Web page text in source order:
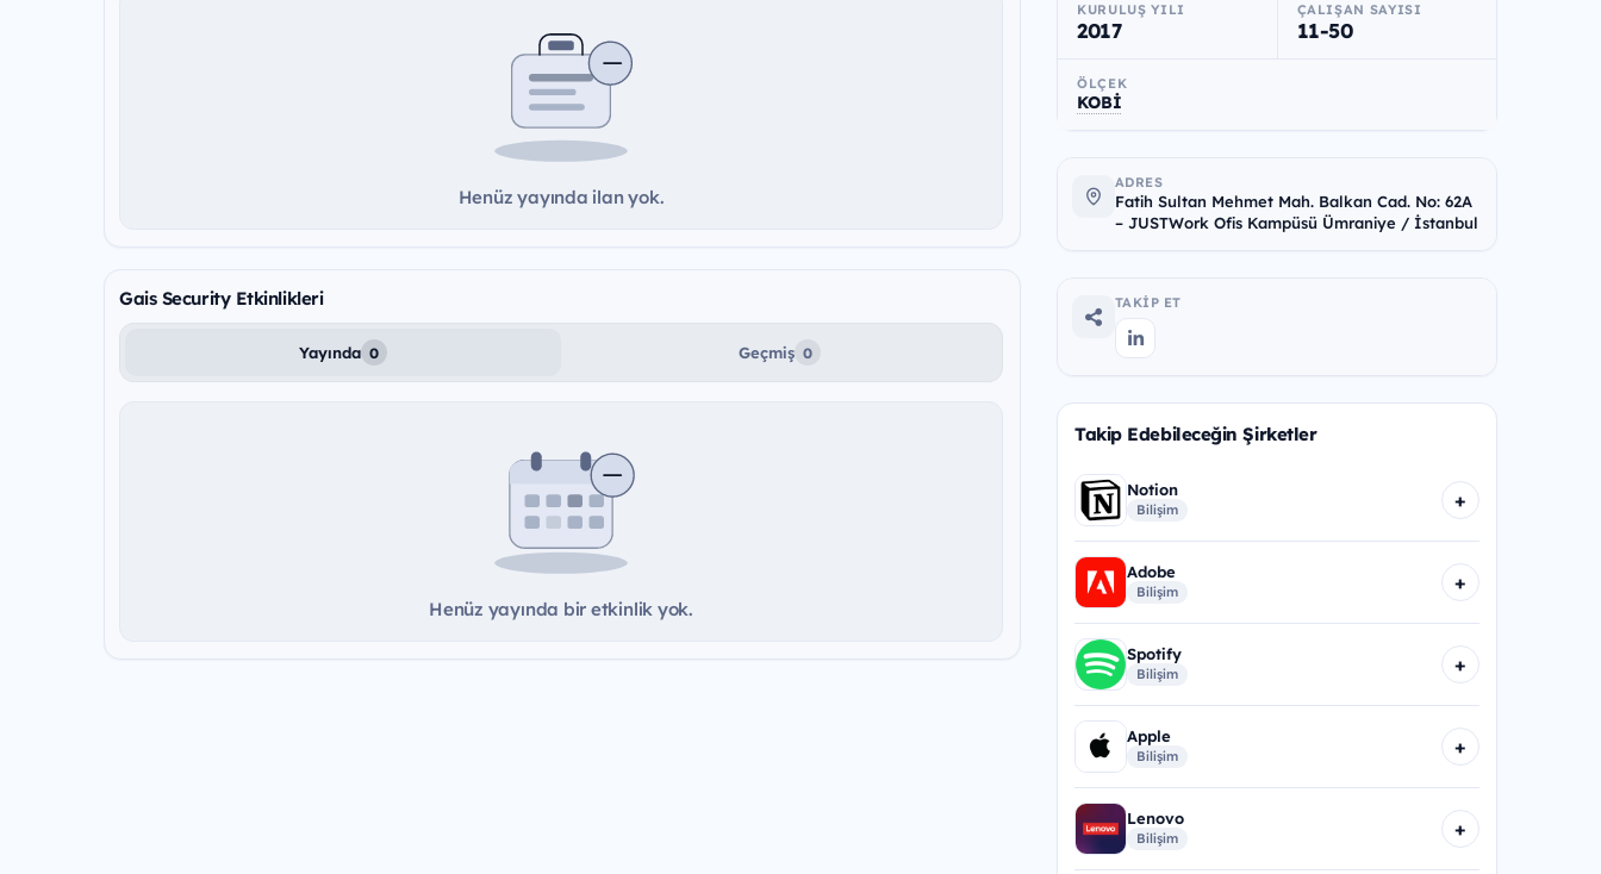
Henüz yayında ilan yok.
Gais Security Etkinlikleri
Yayında 0 Geçmiş 0
Henüz yayında bir etkinlik yok.
KURULUŞ YILI
2017
ÇALIŞAN SAYISI
11-50
ÖLÇEK
KOBİ
ADRES
Fatih Sultan Mehmet Mah. Balkan Cad. No: 62A
– JUSTWork Ofis Kampüsü Ümraniye / İstanbul
TAKIP ET
Takip Edebileceğin Şirketler
Notion
Bilişim +
Adobe
Bilişim +
Spotify
Bilişim +
Apple
Bilişim +
Lenovo
Bilişim +